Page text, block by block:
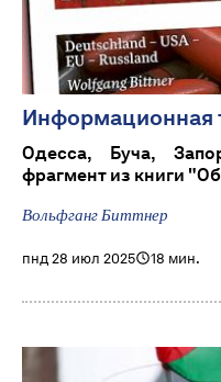
Информационная
Одесса, Буча,
фрагмент из книги
Вольфганг Биттнер
пнд 28 июл 2025 18 мин.